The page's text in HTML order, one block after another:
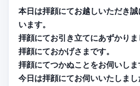
本日は拝顔にてお越しいただき
います。
拝顔にてお引き立てにあずかりま
拝顔にておかげさまです。
拝顔にてつかぬことをお伺いし
今日は拝顔にてお伺いいたしまし